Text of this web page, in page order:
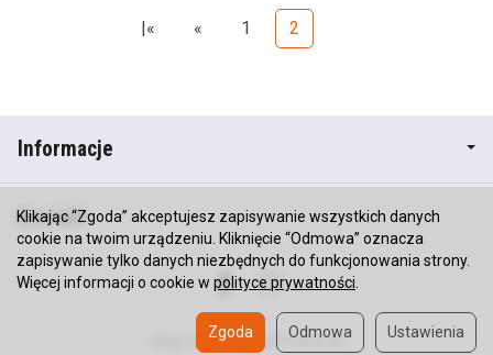
|« « 1 2
Informacje
Kontakt
Sklep internetowy SOTESHOP AI
Klikając “Zgoda” akceptujesz zapisywanie wszystkich danych
cookie na twoim urządzeniu. Kliknięcie “Odmowa” oznacza
zapisywanie tylko danych niezbędnych do funkcjonowania strony.
Więcej informacji o cookie w polityce prywatności
Ustawienia
Odmowa
Zgoda